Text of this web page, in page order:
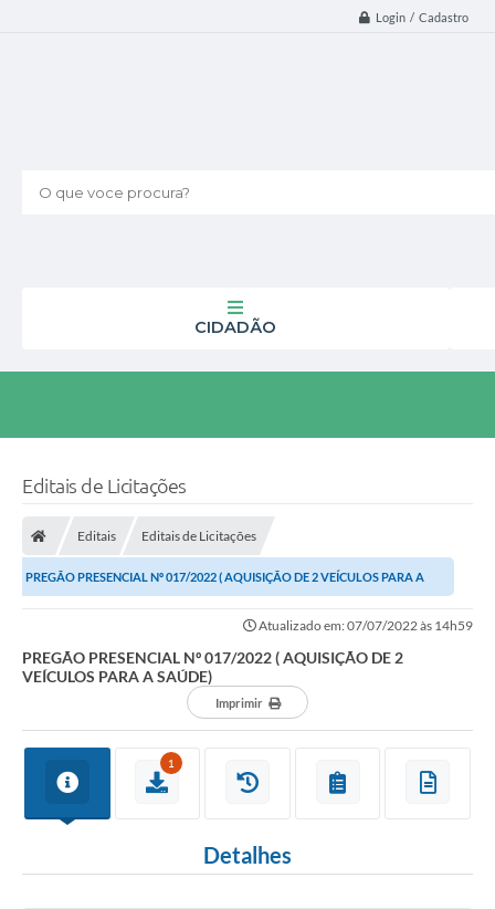
Login / Cadastro
O que voce procura?
CIDADÃO
Editais de Licitações
Editais Editais de Licitações
PREGÃO PRESENCIAL Nº 017/2022 ( AQUISIÇÃO DE 2 VEÍCULOS PARA A
Atualizado em: 07/07/2022 às 14h59
PREGÃO PRESENCIAL Nº 017/2022 ( AQUISIÇÃO DE 2
VEÍCULOS PARA A SAÚDE)
Imprimir
1
Detalhes